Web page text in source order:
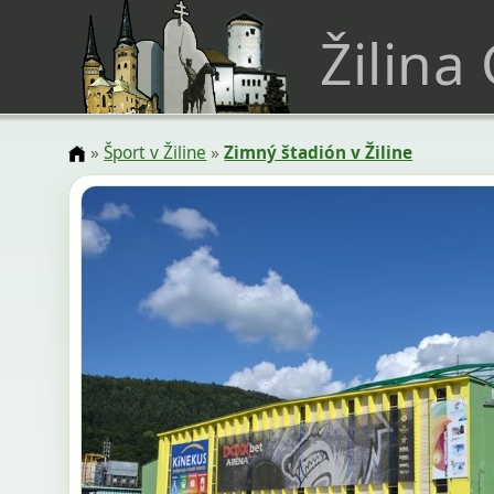
Žilina
»Šport v Žiline »Zimný štadión v Žiline